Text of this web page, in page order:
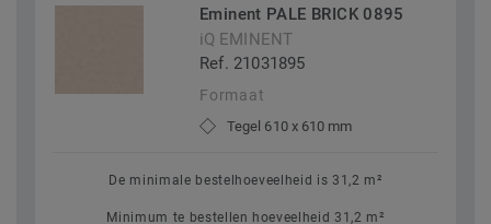
Eminent PALE BRICK 0895
iQ EMINENT
Ref. 21031895
Formaat
Tegel 610 x 610 mm
De minimale bestelhoeveelheid is 31,2 m²
Minimum te bestellen hoeveelheid 31,2 m²